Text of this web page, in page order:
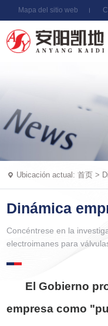
Mapa del sitio web
Ubicación actual: 首页 >
Dinámica
Concéntrese en la
electroimanes para
El Gobierno
empresa como